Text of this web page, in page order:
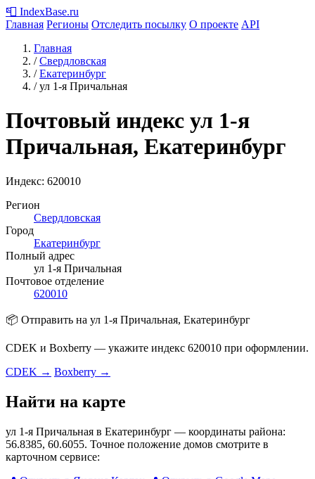
📮 IndexBase.ru
Главная Регионы Отследить посылку О проекте API
Главная
/ Свердловская
/ Екатеринбург
/ ул 1-я Причальная
Почтовый индекс ул 1-я
Причальная, Екатеринбург
Индекс: 620010
Регион
Свердловская
Город
Екатеринбург
Полный адрес
ул 1-я Причальная
Почтовое отделение
620010
📦 Отправить на ул 1-я Причальная, Екатеринбург
CDEK и Boxberry — укажите индекс 620010 при оформлении.
CDEK → Boxberry →
Найти на карте
ул 1-я Причальная в Екатеринбург — координаты района:
56.8385, 60.6055. Точное положение домов смотрите в
карточном сервисе: